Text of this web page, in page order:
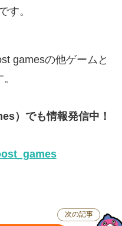
す。
gamesの他ゲームと
）でも情報発信中！
次の記事